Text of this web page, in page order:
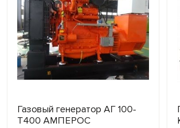
Газовый генератор АГ 100-
Т400 АМПЕРОС